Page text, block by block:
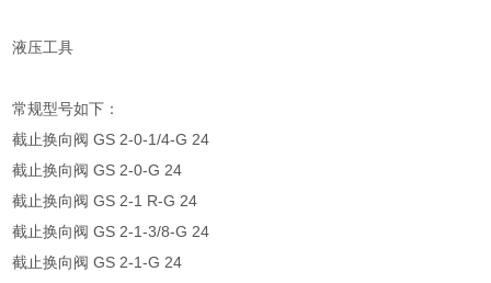
液压工具
常规型号如下：
截止换向阀 GS 2-0-1/4-G 24
截止换向阀 GS 2-0-G 24
截止换向阀 GS 2-1 R-G 24
截止换向阀 GS 2-1-3/8-G 24
截止换向阀 GS 2-1-G 24